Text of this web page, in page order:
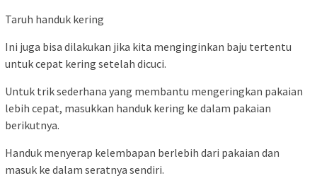
Taruh handuk kering
Ini juga bisa dilakukan jika kita menginginkan baju tertentu
untuk cepat kering setelah dicuci.
Untuk trik sederhana yang membantu mengeringkan pakaian
lebih cepat, masukkan handuk kering ke dalam pakaian
berikutnya.
Handuk menyerap kelembapan berlebih dari pakaian dan
masuk ke dalam seratnya sendiri.